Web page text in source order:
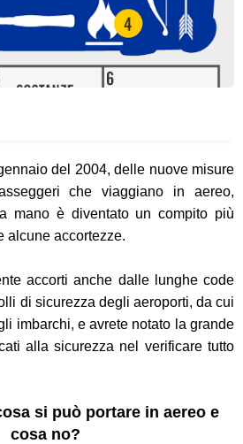
del 2004, delle nuove misure
che viaggiano in aereo,
mano è diventato un compito più
alcune accortezze.
accorti anche dalle lunghe code
di sicurezza degli aeroporti, da cui
imbarchi, e avrete notato la grande
alla sicurezza nel verificare tutto
si può portare in aereo e
cosa no?